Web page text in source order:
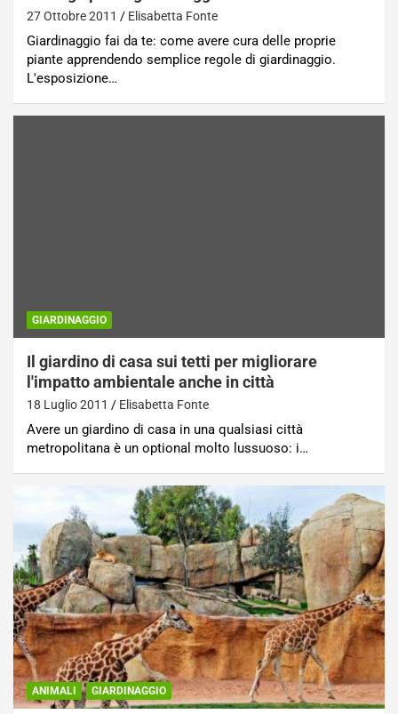
27 Ottobre 2011 Elisabetta Fonte
Giardinaggio fai da te: come avere cura delle proprie
piante apprendendo semplice regole di giardinaggio.
L'esposizione…
GIARDINAGGIO
Il giardino di casa sui tetti per migliorare
l'impatto ambientale anche in città
18 Luglio 2011 Elisabetta Fonte
Avere un giardino di casa in una qualsiasi città
metropolitana è un optional molto lussuoso: i…
ANIMALI GIARDINAGGIO